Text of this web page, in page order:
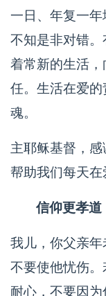
一日、年复一年
不知是非对错
着常新的生活
任。生活在爱
魂。
主耶稣基督，
帮助我们每天在
信仰更孝道
我儿，你父亲年
不要使他忧伤
耐心，不要因